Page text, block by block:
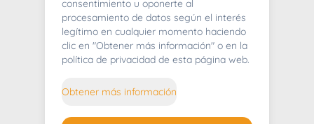
Whoops! Lo sentimos mucho.
consentimiento u oponerte al
procesamiento de datos según el interés
legítimo en cualquier momento haciendo
clic en "Obtener más información" o en la
política de privacidad de esta página web.
Obtener más información